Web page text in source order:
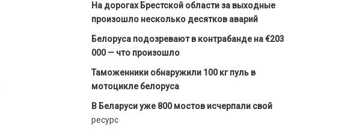
На дорогах Брестской области за выходные
произошло несколько десятков аварий
Белоруса подозревают в контрабанде на €203
000 — что произошло
Таможенники обнаружили 100 кг пуль в
мотоцикле белоруса
В Беларуси уже 800 мостов исчерпали свой
ресурс